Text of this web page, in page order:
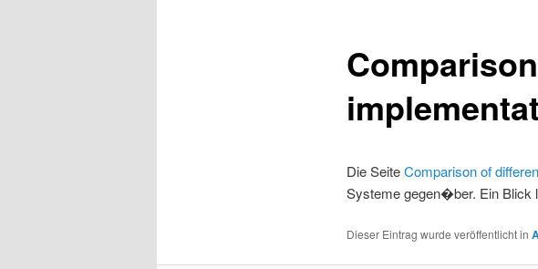
Die SeiteComparison of
Systeme gegen�ber. Ein Blick
Dieser Eintrag wurde veröffentlicht in